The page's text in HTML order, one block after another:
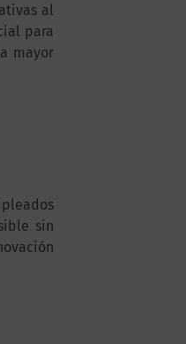
al
para
mayor
sin